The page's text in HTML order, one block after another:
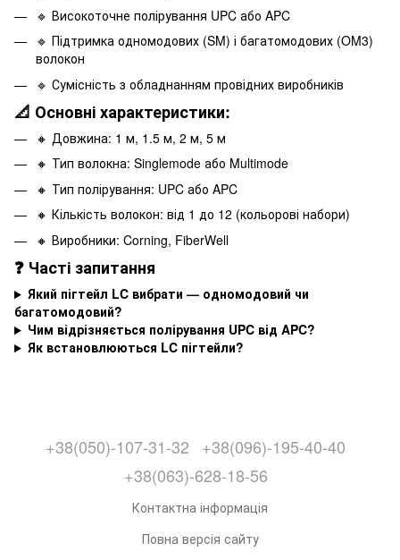
🔹 Високоточне полірування UPC або APC
🔹 Підтримка одномодових (SM) і багатомодових (OM3)
волокон
🔹 Сумісність з обладнанням провідних виробників
📐 Основні характеристики:
🔸 Довжина: 1 м, 1.5 м, 2 м, 5 м
🔸 Тип волокна: Singlemode або Multimode
🔸 Тип полірування: UPC або APC
🔸 Кількість волокон: від 1 до 12 (кольорові набори)
🔸 Виробники: Corning, FiberWell
❓ Часті запитання
Який пігтейл LC вибрати — одномодовий чи
багатомодовий?
Чим відрізняється полірування UPC від APC?
Як встановлюються LC пігтейли?
+38(050)-107-31-32
+38(096)-195-40-40
+38(063)-628-18-56
Контактна інформація
Повна версія сайту